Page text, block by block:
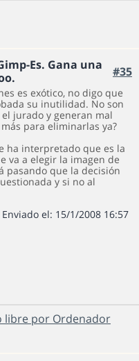
Es. Gana una
#35
es exótico, no digo que
su inutilidad. No son
jurado y generan mal
para eliminarlas ya?
ha interpretado que es la
va a elegir la imagen de
pasando que la decisión
y si no al
Enviado el: 15/1/2008 16:57
libre por Ordenador